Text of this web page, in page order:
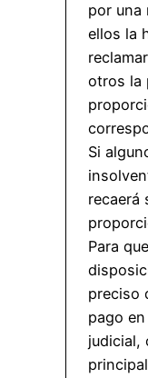
por una
ellos la
otros la
Si
recaerá
Para
preciso
pago
judicial,